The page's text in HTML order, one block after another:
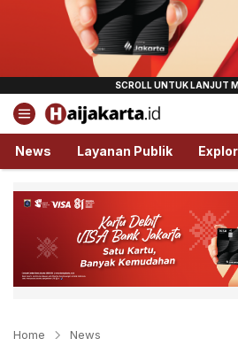
Haijakarta.id
Semua Tentang Jakarta Ada
News Layanan Publik
Home News